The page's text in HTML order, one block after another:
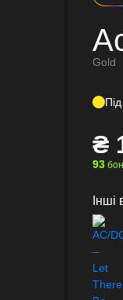
Gold
₴
93
Інші